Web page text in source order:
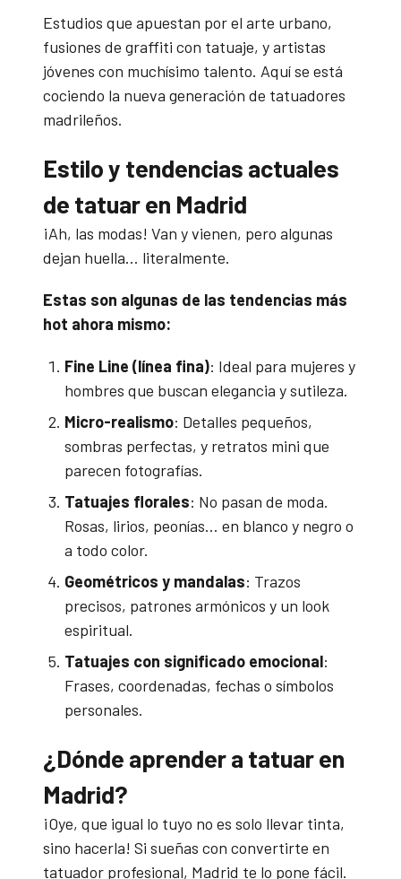
Estudios que apuestan por el arte urbano,
fusiones de graffiti con tatuaje, y artistas
jóvenes con muchísimo talento. Aquí se está
cociendo la nueva generación de tatuadores
madrileños.
Estilo y tendencias actuales
de tatuar en Madrid
¡Ah, las modas! Van y vienen, pero algunas
dejan huella… literalmente.
Estas son algunas de las tendencias más
hot ahora mismo:
Fine Line (línea fina): Ideal para mujeres y
hombres que buscan elegancia y sutileza.
Micro-realismo: Detalles pequeños,
sombras perfectas, y retratos mini que
parecen fotografías.
Tatuajes florales: No pasan de moda.
Rosas, lirios, peonías… en blanco y negro o
a todo color.
Geométricos y mandalas: Trazos
precisos, patrones armónicos y un look
espiritual.
Tatuajes con significado emocional:
Frases, coordenadas, fechas o símbolos
personales.
¿Dónde aprender a tatuar en
Madrid?
¡Oye, que igual lo tuyo no es solo llevar tinta,
sino hacerla! Si sueñas con convertirte en
tatuador profesional, Madrid te lo pone fácil.